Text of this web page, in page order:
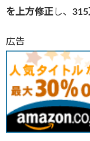
を上方修正し、 315
広告